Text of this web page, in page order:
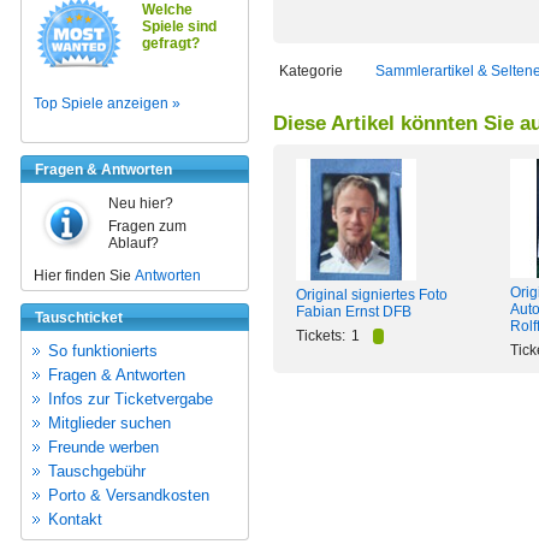
Welche
Spiele sind
gefragt?
Top Spiele anzeigen »
Fragen & Antworten
Neu hier?
Fragen zum
Ablauf?
Hier finden Sie Antworten
Tauschticket
So funktionierts
Fragen & Antworten
Infos zur Ticketvergabe
Mitglieder suchen
Freunde werben
Tauschgebühr
Porto & Versandkosten
Kontakt
Kategorie Sammlerartikel &
Diese Artikel könnten Sie
Original signiertes Foto
Fabian Ernst DFB
Tickets: 1
Rolff